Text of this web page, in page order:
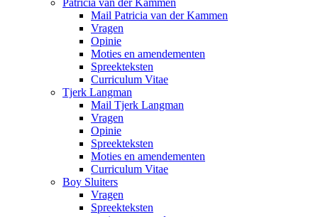
Patricia van der Kammen
Mail Patricia van der Kammen
Vragen
Opinie
Moties en amendementen
Spreekteksten
Curriculum Vitae
Tjerk Langman
Mail Tjerk Langman
Vragen
Opinie
Spreekteksten
Moties en amendementen
Curriculum Vitae
Boy Sluiters
Vragen
Spreekteksten